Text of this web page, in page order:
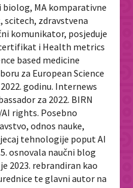
MA komparativne
zdravstvena
komunikator, posjeduje
i Health metrics
based medicine
za European Science
godinu. Internews
za 2022. BIRN
rights. Posebno
odnos nauke,
tehnologije poput AI
osnovala naučni blog
2023. rebrandiran kao
te glavni autor na